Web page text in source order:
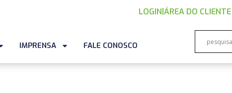
LOGIN |ÁREA DO CLIENTE
IMPRENSA FALE CONOSCO